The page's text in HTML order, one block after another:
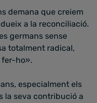
demana que creiem
a la reconciliació.
germans sense
totalment radical,
fer-ho».
especialment els
la seva contribució a